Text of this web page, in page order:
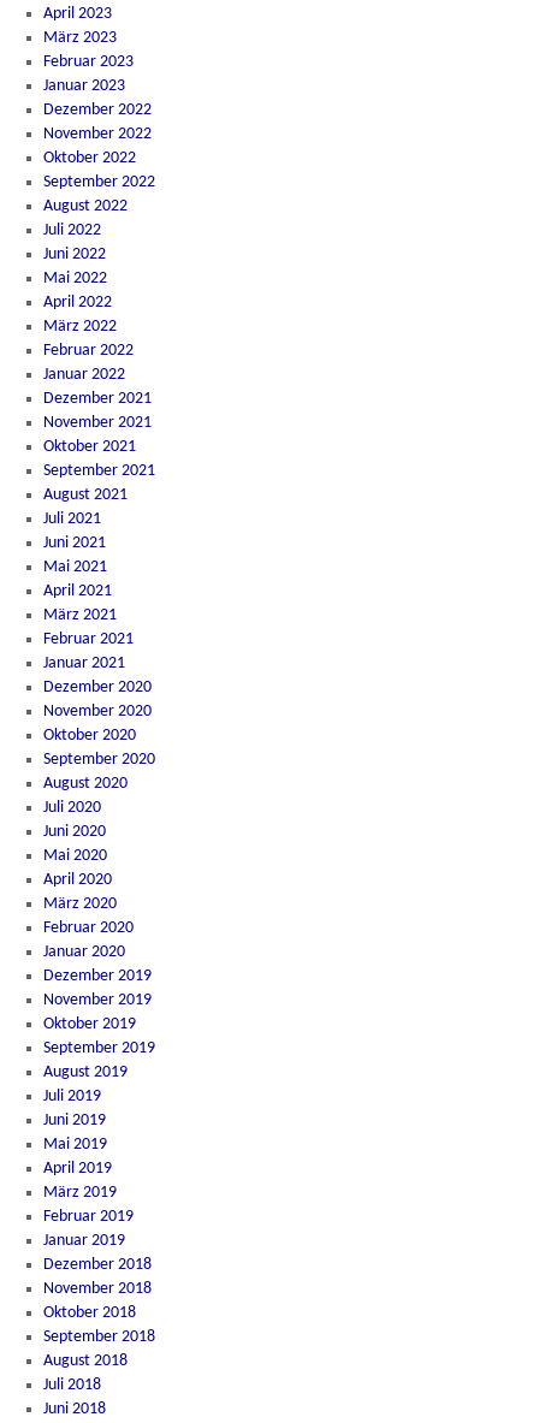
April 2023
März 2023
Februar 2023
Januar 2023
Dezember 2022
November 2022
Oktober 2022
September 2022
August 2022
Juli 2022
Juni 2022
Mai 2022
April 2022
März 2022
Februar 2022
Januar 2022
Dezember 2021
November 2021
Oktober 2021
September 2021
August 2021
Juli 2021
Juni 2021
Mai 2021
April 2021
März 2021
Februar 2021
Januar 2021
Dezember 2020
November 2020
Oktober 2020
September 2020
August 2020
Juli 2020
Juni 2020
Mai 2020
April 2020
März 2020
Februar 2020
Januar 2020
Dezember 2019
November 2019
Oktober 2019
September 2019
August 2019
Juli 2019
Juni 2019
Mai 2019
April 2019
März 2019
Februar 2019
Januar 2019
Dezember 2018
November 2018
Oktober 2018
September 2018
August 2018
Juli 2018
Juni 2018